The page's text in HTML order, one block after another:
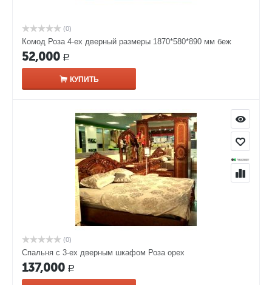
(0)
Комод Роза 4-ех дверный размеры 1870*580*890 мм беж
52,000 Р
КУПИТЬ
(0)
Спальня с 3-ех дверным шкафом Роза орех
137,000 Р